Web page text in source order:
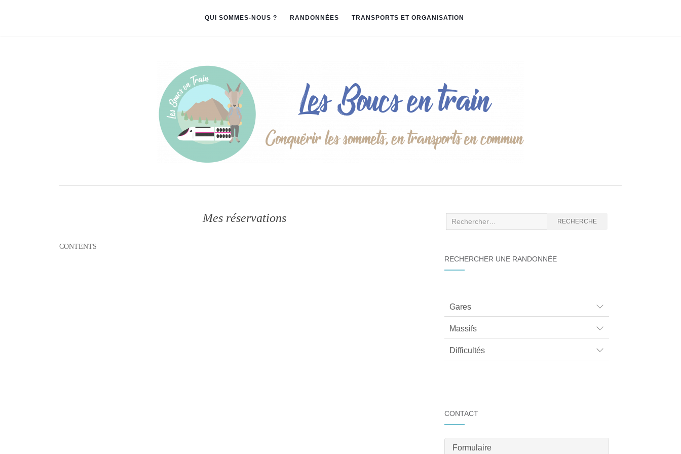
QUI SOMMES-NOUS ? RANDONNÉES TRANSPORTS ET ORGANISATION
Mes réservations
CONTENTS
Recherche
:
RECHERCHE
RECHERCHER UNE RANDONNÉE
Gares
Massifs
Difficultés
CONTACT
Formulaire